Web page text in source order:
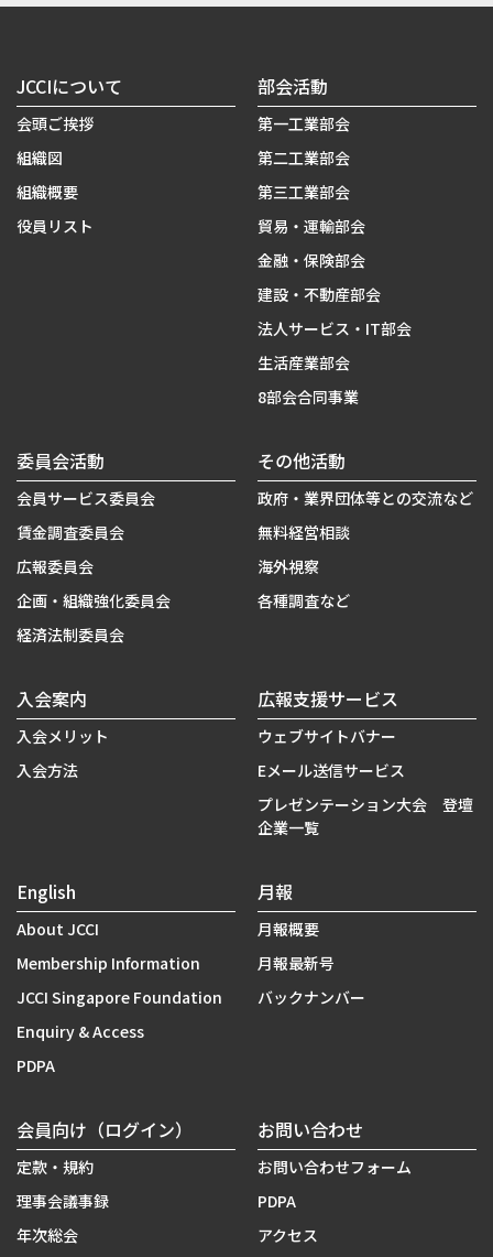
JCCIについて
会頭ご挨拶
組織図
組織概要
役員リスト
部会活動
第一工業部会
第二工業部会
第三工業部会
貿易・運輸部会
金融・保険部会
建設・不動産部会
法人サービス・IT部会
生活産業部会
8部会合同事業
委員会活動
会員サービス委員会
賃金調査委員会
広報委員会
企画・組織強化委員会
経済法制委員会
その他活動
政府・業界団体等との交流など
無料経営相談
海外視察
各種調査など
入会案内
入会メリット
入会方法
広報支援サービス
ウェブサイトバナー
Eメール送信サービス
プレゼンテーション大会 登壇
企業一覧
English
About JCCI
Membership Information
JCCI Singapore Foundation
Enquiry & Access
PDPA
月報
月報概要
月報最新号
バックナンバー
会員向け（ログイン）
定款・規約
理事会議事録
年次総会
お問い合わせ
お問い合わせフォーム
PDPA
アクセス